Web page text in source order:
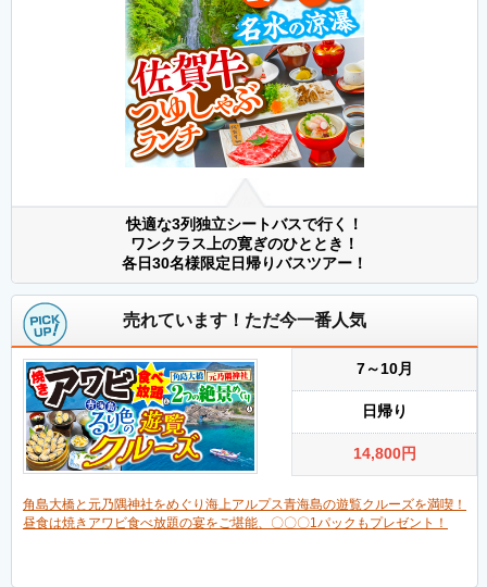
快適な3列独立シートバスで行く！
ワンクラス上の寛ぎのひととき！
各日30名様限定日帰りバスツアー！
売れています！ただ今一番人気
7～10月
日帰り
14,800円
角島大橋と元乃隅神社をめぐり海上アルプス青海島の遊覧クルーズを満喫！
昼食は焼きアワビ食べ放題の宴をご堪能、〇〇〇1パックもプレゼント！